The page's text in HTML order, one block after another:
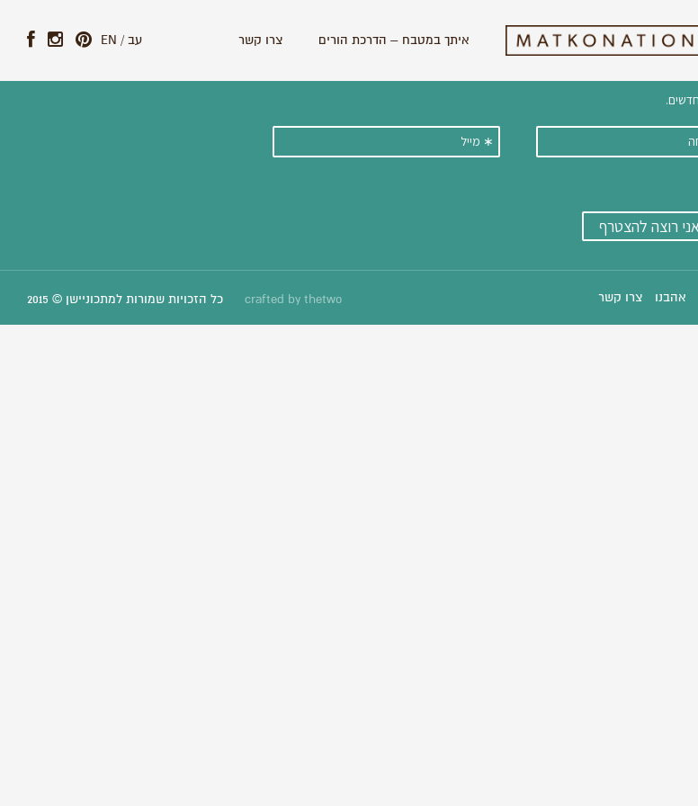
איתך במטבח – הדרכת הורים צרו קשר EN / עב
למייל עדכונים על מתכונים וסיפורים חדשים:
אהבנו צרו קשר crafted by thetwo כל הזכויות שמורות למתכוניישן © 2015